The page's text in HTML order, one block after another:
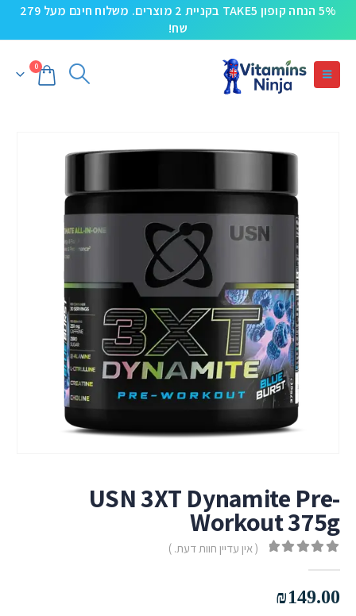
5% הנחה קופון TAKE5 בקניית 2 מוצרים. משלוח חינם מעל 279
שח!
0
USN 3XT Dynamite Pre-
Workout 375g
( אין עדיין חוות דעת. )
₪149.00